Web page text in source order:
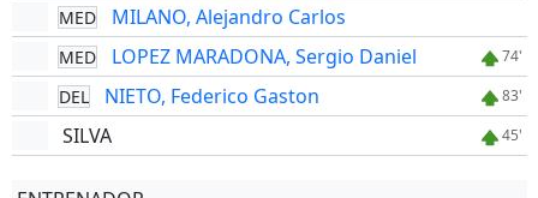
MED MILANO, Alejandro Carlos
MED LOPEZ MARADONA, Sergio Daniel 74'
DEL NIETO, Federico Gaston 83'
SILVA 45'